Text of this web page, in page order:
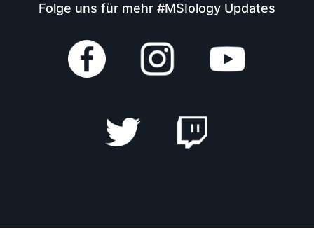
Folge uns für mehr #MSIology Updates